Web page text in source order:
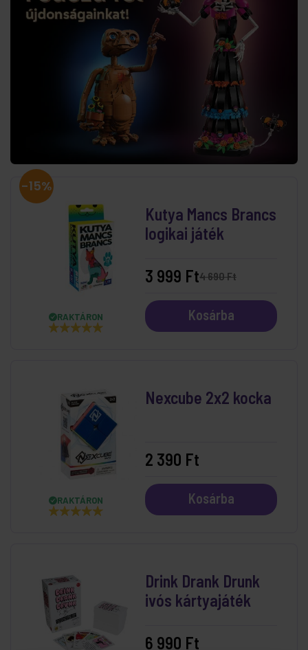
-15%
RAKTÁRON
Kutya Mancs Brancs
logikai játék
4 690 Ft
3 999 Ft
Kosárba
RAKTÁRON
Nexcube 2x2 kocka
2 390 Ft
Kosárba
Drink Drank Drunk
ivós kártyajáték
6 990 Ft